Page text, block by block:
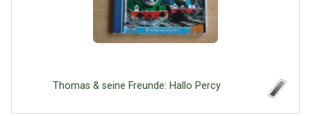
Thomas & seine Freunde: Hallo Percy